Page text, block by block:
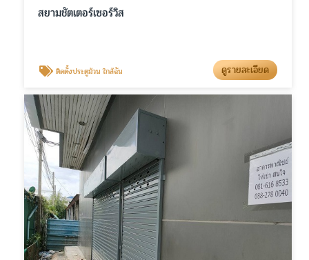
สยามชัตเตอร์เซอร์วิส
ติดตั้งประตูม้วน ใกล้ฉัน ดูรายละเอียด